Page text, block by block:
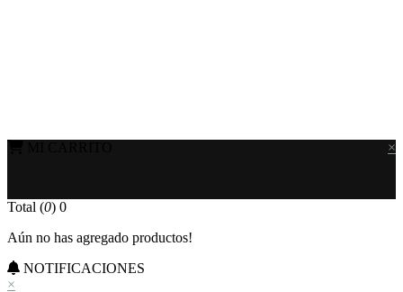
×
Total (0) 0
Aún no has agregado productos!
NOTIFICACIONES
×